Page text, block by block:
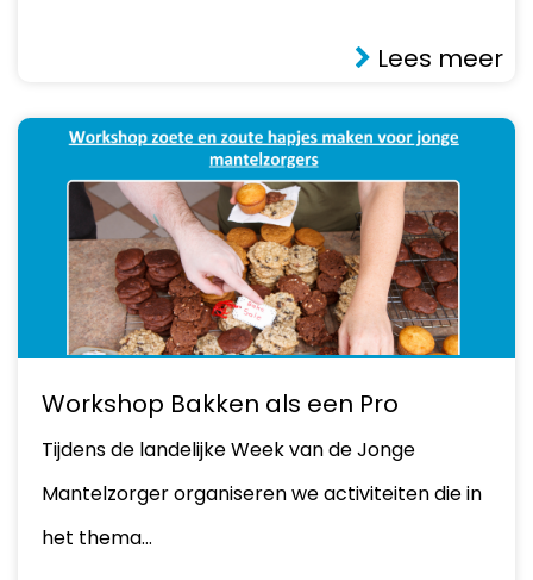
Lees meer
Workshop Bakken als een Pro
Tijdens de landelijke Week van de Jonge
Mantelzorger organiseren we activiteiten die in
het thema…